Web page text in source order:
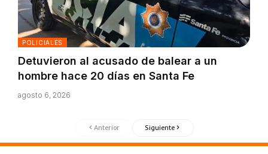
POLICIALES
Detuvieron al acusado de balear a un
hombre hace 20 días en Santa Fe
agosto 6, 2026
Anterior Siguiente